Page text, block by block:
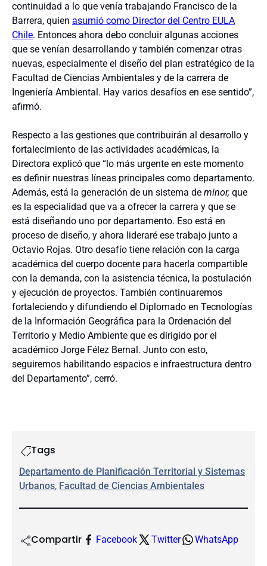
continuidad a lo que venía trabajando Francisco de la
Barrera, quien asumió como Director del Centro EULA
Chile. Entonces ahora debo concluir algunas acciones
que se venían desarrollando y también comenzar otras
nuevas, especialmente el diseño del plan estratégico de la
Facultad de Ciencias Ambientales y de la carrera de
Ingeniería Ambiental. Hay varios desafíos en ese sentido”,
afirmó.
Respecto a las gestiones que contribuirán al desarrollo y
fortalecimiento de las actividades académicas, la
Directora explicó que “lo más urgente en este momento
es definir nuestras líneas principales como departamento.
Además, está la generación de un sistema de minor, que
es la especialidad que va a ofrecer la carrera y que se
está diseñando uno por departamento. Eso está en
proceso de diseño, y ahora lideraré ese trabajo junto a
Octavio Rojas. Otro desafío tiene relación con la carga
académica del cuerpo docente para hacerla compartible
con la demanda, con la asistencia técnica, la postulación
y ejecución de proyectos. También continuaremos
fortaleciendo y difundiendo el Diplomado en Tecnologías
de la Información Geográfica para la Ordenación del
Territorio y Medio Ambiente que es dirigido por el
académico Jorge Félez Bernal. Junto con esto,
seguiremos habilitando espacios e infraestructura dentro
del Departamento”, cerró.
Tags
Departamento de Planificación Territorial y Sistemas
Urbanos, Facultad de Ciencias Ambientales
Compartir Facebook Twitter WhatsApp